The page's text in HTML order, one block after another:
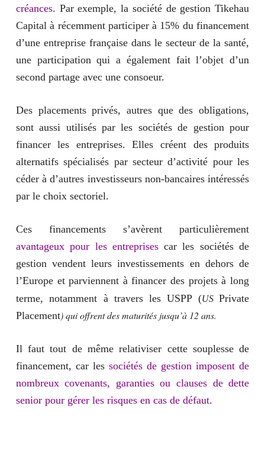
créances. Par exemple, la société de gestion Tikehau
Capital à récemment participer à 15% du financement
d’une entreprise française dans le secteur de la santé,
une participation qui a également fait l’objet d’un
second partage avec une consoeur.
Des placements privés, autres que des obligations,
sont aussi utilisés par les sociétés de gestion pour
financer les entreprises. Elles créent des produits
alternatifs spécialisés par secteur d’activité pour les
céder à d’autres investisseurs non-bancaires intéressés
par le choix sectoriel.
Ces financements s’avèrent particulièrement
avantageux pour les entreprises car les sociétés de
gestion vendent leurs investissements en dehors de
l’Europe et parviennent à financer des projets à long
terme, notamment à travers les USPP (USPrivate
Placement) qui offrent des maturités jusqu’à 12 ans.
Il faut tout de même relativiser cette souplesse de
financement, car les sociétés de gestion imposent de
nombreux covenants, garanties ou clauses de dette
senior pour gérer les risques en cas de défaut.